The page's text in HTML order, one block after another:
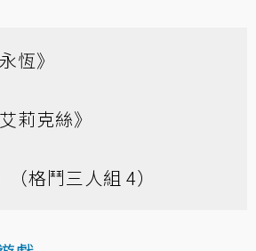
恆》
莉克絲》
（格鬥三人組 4）